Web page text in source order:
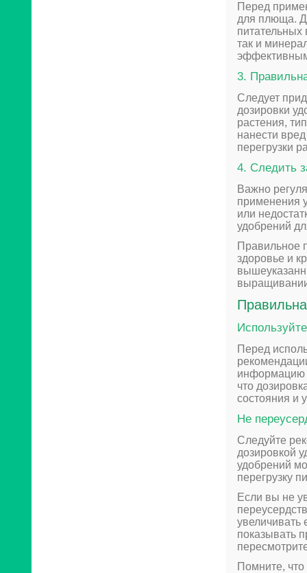
Перед
для плюща.
питательных
так и
3.
Следует
дозировки
растения,
нанести
перегрузки
4. Следить
Важно
применения
или
удобрений
Правильное
здоровье и
Перед
информацию
что
состояния и
Не
Следуйте
дозировкой
удобрений
перегрузку
Если вы не
увеличивать
показывать
Помните,